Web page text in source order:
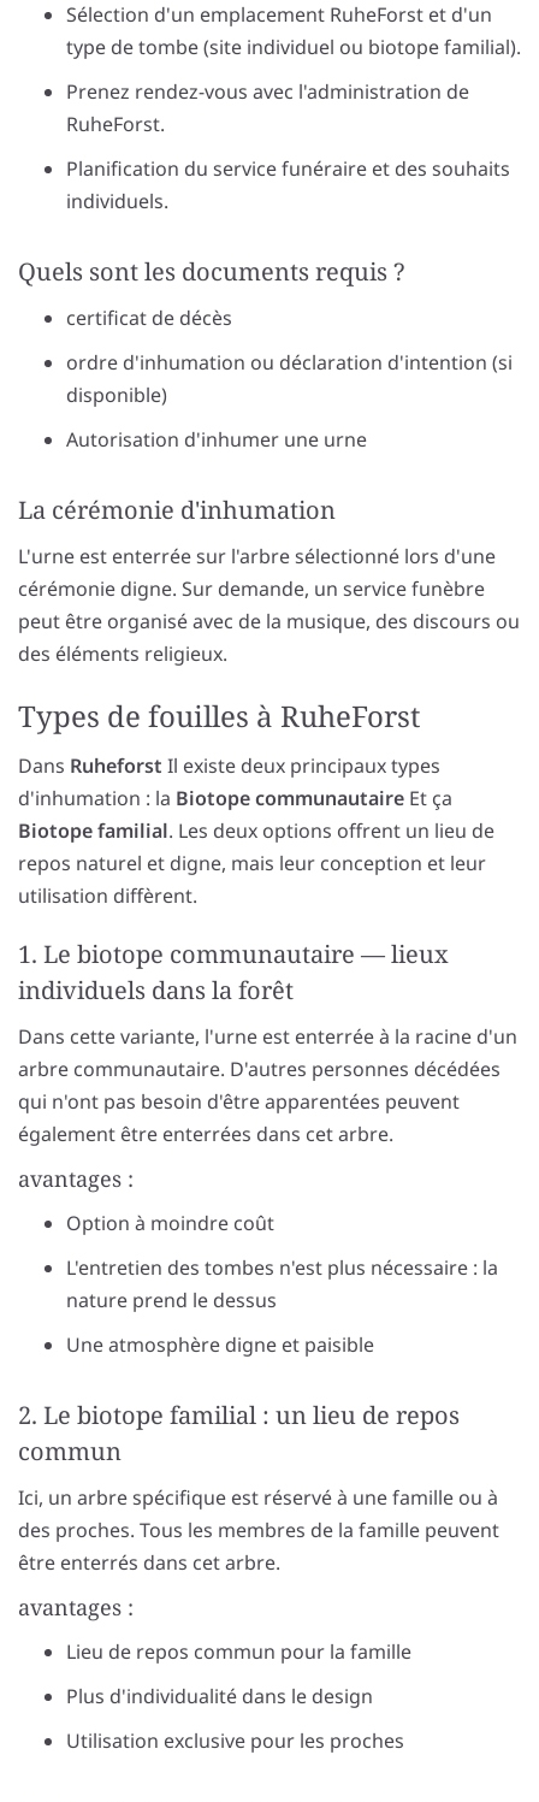
Sélection d'un emplacement RuheForst et d'un
type de tombe (site individuel ou biotope familial).
Prenez rendez-vous avec l'administration de
RuheForst.
Planification du service funéraire et des souhaits
individuels.
Quels sont les documents requis ?
certificat de décès
ordre d'inhumation ou déclaration d'intention (si
disponible)
Autorisation d'inhumer une urne
La cérémonie d'inhumation
L'urne est enterrée sur l'arbre sélectionné lors d'une
cérémonie digne. Sur demande, un service funèbre
peut être organisé avec de la musique, des discours ou
des éléments religieux.
Types de fouilles à RuheForst
Dans Ruheforst Il existe deux principaux types
d'inhumation : la Biotope communautaire Et ça
Biotope familial. Les deux options offrent un lieu de
repos naturel et digne, mais leur conception et leur
utilisation diffèrent.
1. Le biotope communautaire — lieux
individuels dans la forêt
Dans cette variante, l'urne est enterrée à la racine d'un
arbre communautaire. D'autres personnes décédées
qui n'ont pas besoin d'être apparentées peuvent
également être enterrées dans cet arbre.
avantages :
Option à moindre coût
L'entretien des tombes n'est plus nécessaire : la
nature prend le dessus
Une atmosphère digne et paisible
2. Le biotope familial : un lieu de repos
commun
Ici, un arbre spécifique est réservé à une famille ou à
des proches. Tous les membres de la famille peuvent
être enterrés dans cet arbre.
avantages :
Lieu de repos commun pour la famille
Plus d'individualité dans le design
Utilisation exclusive pour les proches